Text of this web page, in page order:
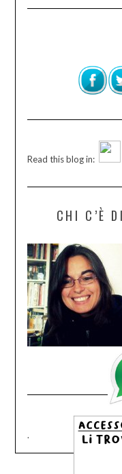
Read this blog in:
CHI C’È
.